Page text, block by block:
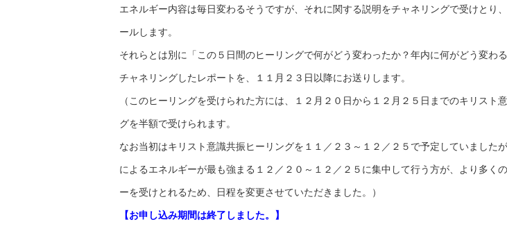
エネルギー内容は毎日変わるそうですが、それに関する説明をチャネリングで受けとり
ールします。
それらとは別に「この５日間のヒーリングで何がどう変わったか？年内に何がどう変わ
チャネリングしたレポートを、１１月２３日以降にお送りします。
（このヒーリングを受けられた方には、１２月２０日から１２月２５日までのキリスト
グを半額で受けられます。
なお当初はキリスト意識共振ヒーリングを１１／２３～１２／２５で予定していました
によるエネルギーが最も強まる１２／２０～１２／２５に集中して行う方が、より多く
ーを受けとれるため、日程を変更させていただきました。）
【お申し込み期間は終了しました。】